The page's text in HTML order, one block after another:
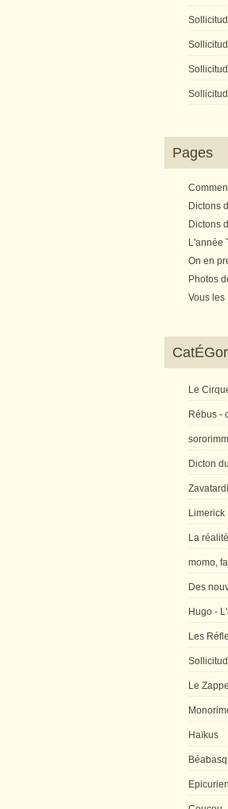
Pages
Dictons
Dictons
L'année
On en
Photos
Vous les
Le
Rébus -
Dicton
Limerick
La
momo,
Des
Hugo -
Les
Le Zappe
Haïkus